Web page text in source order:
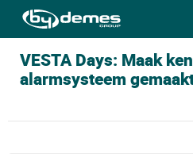
VESTA Days: Maak
alarmsysteem